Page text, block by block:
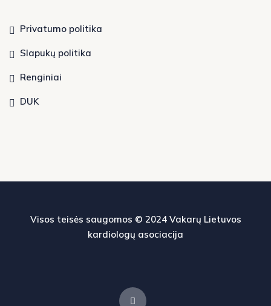
Privatumo politika
Slapukų politika
Renginiai
DUK
Visos teisės saugomos © 2024 Vakarų Lietuvos
kardiologų asociacija